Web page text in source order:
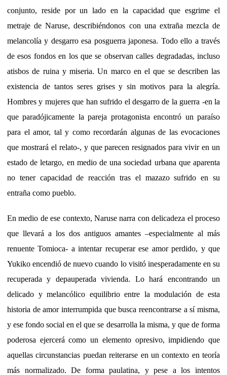
conjunto, reside por un lado en la capacidad que esgrime el
metraje de Naruse, describiéndonos con una extraña mezcla de
melancolía y desgarro esa posguerra japonesa. Todo ello a través
de esos fondos en los que se observan calles degradadas, incluso
atisbos de ruina y miseria. Un marco en el que se describen las
existencia de tantos seres grises y sin motivos para la alegría.
Hombres y mujeres que han sufrido el desgarro de la guerra -en la
que paradójicamente la pareja protagonista encontró un paraíso
para el amor, tal y como recordarán algunas de las evocaciones
que mostrará el relato-, y que parecen resignados para vivir en un
estado de letargo, en medio de una sociedad urbana que aparenta
no tener capacidad de reacción tras el mazazo sufrido en su
entraña como pueblo.
En medio de ese contexto, Naruse narra con delicadeza el proceso
que llevará a los dos antiguos amantes –especialmente al más
renuente Tomioca- a intentar recuperar ese amor perdido, y que
Yukiko encendió de nuevo cuando lo visitó inesperadamente en su
recuperada y depauperada vivienda. Lo hará encontrando un
delicado y melancólico equilibrio entre la modulación de esta
historia de amor interrumpida que busca reencontrarse a sí misma,
y ese fondo social en el que se desarrolla la misma, y que de forma
poderosa ejercerá como un elemento opresivo, impidiendo que
aquellas circunstancias puedan reiterarse en un contexto en teoría
más normalizado. De forma paulatina, y pese a los intentos